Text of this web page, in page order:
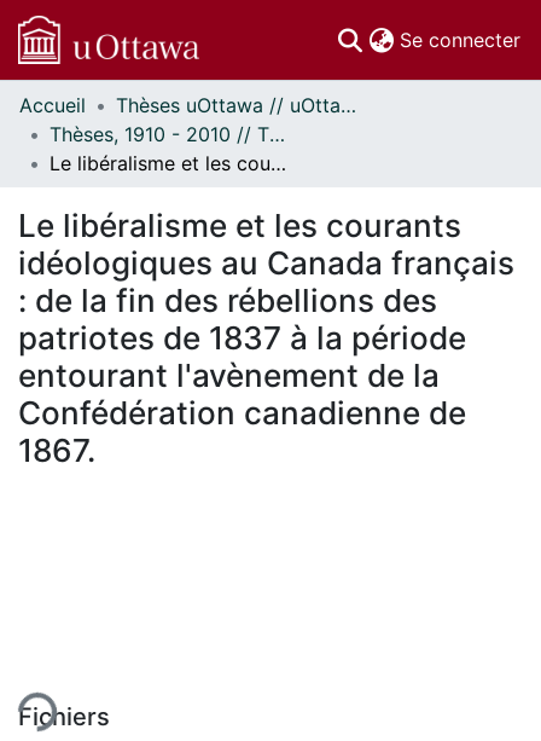
Se connecter
Communautés
et collections
Parcourir
À propos
Accueil
Thèses uOttawa // uOttawa Theses
Thèses, 1910 - 2010 // Theses, 1910 - 2010
Le libéralisme et les courants idéologiques au Canada français : de la fin des rébellions des patriotes de 1837 à la période entourant l'avènement de la Confédération canadienne de 1867.
Le libéralisme et les courants
idéologiques au Canada français
: de la fin des rébellions des
patriotes de 1837 à la période
entourant l'avènement de la
Confédération canadienne de
1867.
Fichiers